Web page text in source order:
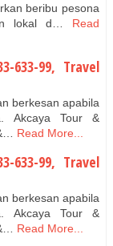
beribu pesona
lokal d…
Read
633-99, Travel
berkesan apabila
Akcaya Tour &
Read More...
633-99, Travel
berkesan apabila
Akcaya Tour &
Read More...